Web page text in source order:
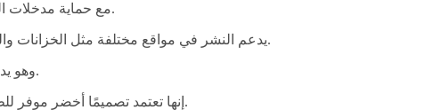
إنه يدعم مصدر الطاقة لـ 41 V/42 V AC أو-48V DC مع حماية مدخلات الطاقة 1 + 1.
يدعم النشر في مواقع مختلفة مثل الخزانات والخزائن الخارجية وأجهزة سطح المكتب والجدران المعلقة والأدراج.
وهو يدعم التثبيت المجاني للتكوين ، والمعدات عبارة عن قابس وتشغيل.
إنها تعتمد تصميمًا أخضر موفر للطاقة ، مع تكوين نموذجي من 50 واط/واط استهلاك طاقة اختياري.